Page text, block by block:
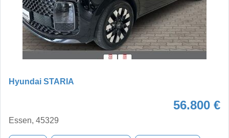
Hyundai STARIA
56.800 €
Essen, 45329